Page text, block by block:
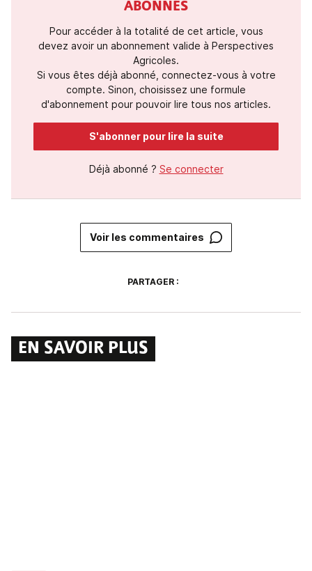
ABONNÉS
Pour accéder à la totalité de cet article, vous
devez avoir un abonnement valide à Perspectives
Agricoles.
Si vous êtes déjà abonné, connectez-vous à votre
compte. Sinon, choisissez une formule
d'abonnement pour pouvoir lire tous nos articles.
S'abonner pour lire la suite
Déjà abonné ? Se connecter
Voir les commentaires
PARTAGER :
EN SAVOIR PLUS